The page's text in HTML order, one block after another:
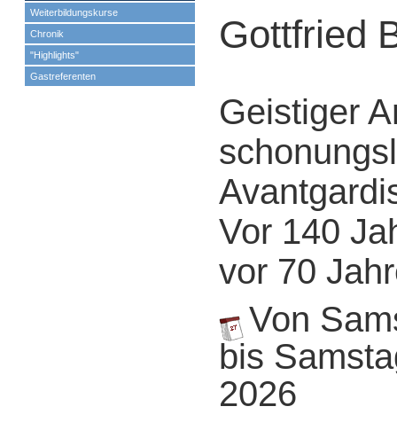
Weiterbildungskurse
Chronik
"Highlights"
Gastreferenten
Gottfried
Geistiger
Vor 140
vor 70
Von
bis
2026